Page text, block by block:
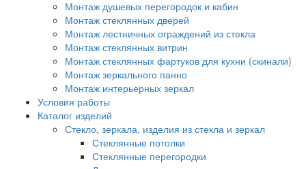
Монтаж душевых перегородок и кабин
Монтаж стеклянных дверей
Монтаж лестничных ограждений из стекла
Монтаж стеклянных витрин
Монтаж стеклянных фартуков для кухни (скинали)
Монтаж зеркального панно
Монтаж интерьерных зеркал
Условия работы
Каталог изделий
Стекло, зеркала, изделия из стекла и зеркал
Стеклянные потолки
Стеклянные перегородки